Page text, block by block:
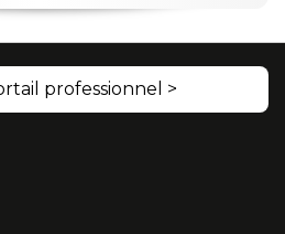
professionnel >